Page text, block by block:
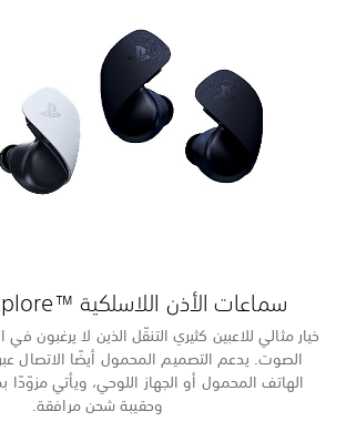
على جودة
الصوت. يدعم التصميم المحمول أيضًا الاتصال عبر Bluetooth® مع
خفية